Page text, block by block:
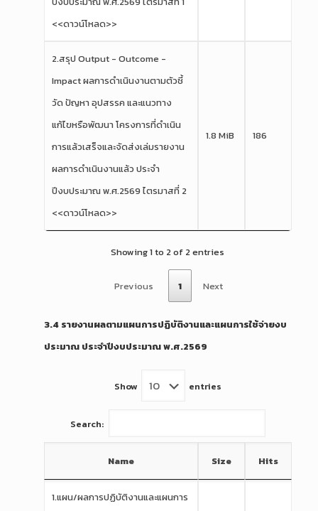
<<ดาวน์โหลด>>
2.สรุป Output - Outcome -
Impact ผลการดำเนินงานตามตัวชี้
วัด ปัญหา อุปสรรค และแนวทาง
แก้ไขหรือพัฒนา โครงการที่ดำเนิน
การแล้วเสร็จและจัดส่งเล่มรายงาน
ผลการดำเนินงานแล้ว ประจำ
ปีงบประมาณ พ.ศ.2569 ไตรมาสที่ 2
<<ดาวน์โหลด>>
1.8 MiB 186
Showing 1 to 2 of 2 entries
Previous 1 Next
3.4 รายงานผลตามแผนการปฏิบัติงานและแผนการใช้จ่ายงบ
ประมาณ ประจำปีงบประมาณ พ.ศ.2569
Show entries
Search:
Name Size Hits
1.แผน/ผลการปฏิบัติงานและแผนการ